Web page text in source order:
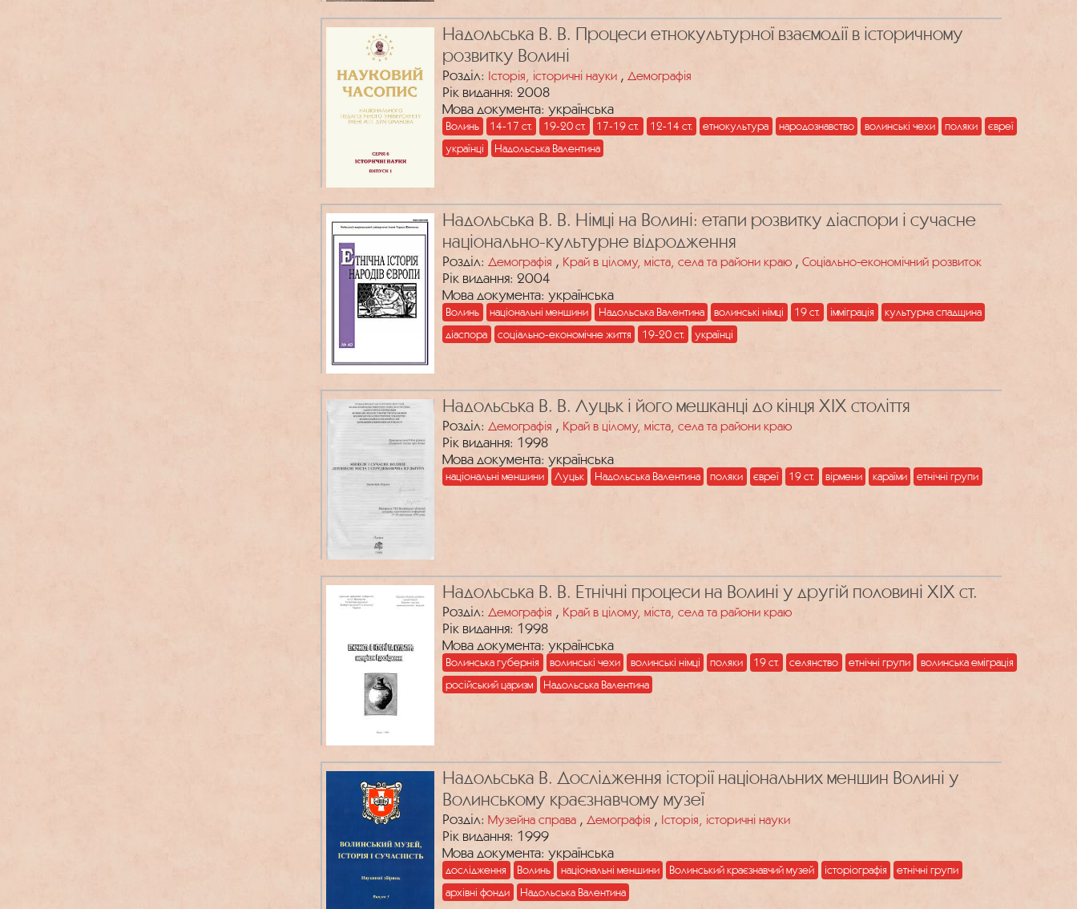
Надольська В. В. Процеси етнокультурної взаємодії в історичному
розвитку Волині
Розділ: Історія, історичні науки , Демографія
Рік видання: 2008
Мова документа: українська
Волинь 14-17 ст. 19-20 ст. 17-19 ст. 12-14 ст. етнокультура народознавство волинські чехи поляки
євреї
українці
Надольська Валентина
Надольська В. В. Німці на Волині: етапи розвитку діаспори і сучасне
національно-культурне відродження
Розділ: Демографія , Край в цілому, міста, села та райони краю , Соціально-економічний розвиток
Рік видання: 2004
Мова документа: українська
Волинь національні меншини Надольська Валентина волинські німці 19 ст. імміграція
культурна спадщина
діаспора
соціально-економічне життя 19-20 ст. українці
Надольська В. В. Луцьк і його мешканці до кінця ХІХ століття
Розділ: Демографія , Край в цілому, міста, села та райони краю
Рік видання: 1998
Мова документа: українська
національні меншини Луцьк Надольська Валентина поляки євреї 19 ст. вірмени караїми етнічні групи
Надольська В. В. Етнічні процеси на Волині у другій половині ХІХ ст.
Розділ: Демографія , Край в цілому, міста, села та райони краю
Рік видання: 1998
Мова документа: українська
Волинська губернія волинські чехи волинські німці поляки 19 ст. селянство етнічні групи
волинська еміграція
російський царизм
Надольська Валентина
Надольська В. Дослідження історії національних меншин Волині у
Волинському краєзнавчому музеї
Розділ: Музейна справа , Демографія , Історія, історичні науки
Рік видання: 1999
Мова документа: українська
дослідження Волинь національні меншини Волинський краєзнавчий музей історіографія
етнічні групи
архівні фонди
Надольська Валентина